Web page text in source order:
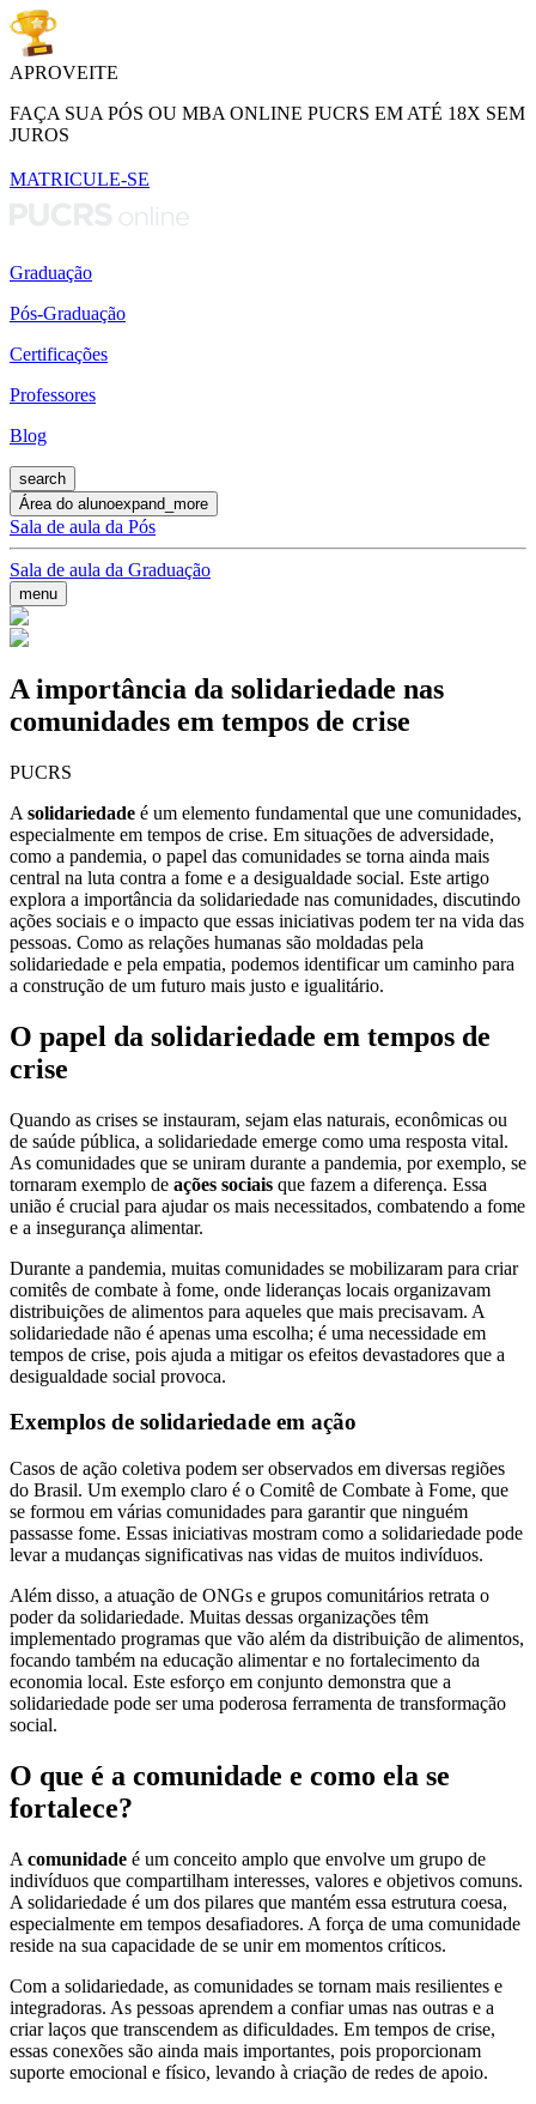
APROVEITE
FAÇA SUA PÓS OU MBA ONLINE PUCRS EM ATÉ 18X SEM
JUROS
MATRICULE-SE
Graduação
Pós-Graduação
Certificações
Professores
Blog
search
Área do alunoexpand_more
Sala de aula da Pós
Sala de aula da Graduação
menu
A importância da solidariedade nas
comunidades em tempos de crise
PUCRS
A solidariedade é um elemento fundamental que une comunidades,
especialmente em tempos de crise. Em situações de adversidade,
como a pandemia, o papel das comunidades se torna ainda mais
central na luta contra a fome e a desigualdade social. Este artigo
explora a importância da solidariedade nas comunidades, discutindo
ações sociais e o impacto que essas iniciativas podem ter na vida das
pessoas. Como as relações humanas são moldadas pela
solidariedade e pela empatia, podemos identificar um caminho para
a construção de um futuro mais justo e igualitário.
O papel da solidariedade em tempos de
crise
Quando as crises se instauram, sejam elas naturais, econômicas ou
de saúde pública, a solidariedade emerge como uma resposta vital.
As comunidades que se uniram durante a pandemia, por exemplo, se
tornaram exemplo de ações sociais que fazem a diferença. Essa
união é crucial para ajudar os mais necessitados, combatendo a fome
e a insegurança alimentar.
Durante a pandemia, muitas comunidades se mobilizaram para criar
comitês de combate à fome, onde lideranças locais organizavam
distribuições de alimentos para aqueles que mais precisavam. A
solidariedade não é apenas uma escolha; é uma necessidade em
tempos de crise, pois ajuda a mitigar os efeitos devastadores que a
desigualdade social provoca.
Exemplos de solidariedade em ação
Casos de ação coletiva podem ser observados em diversas regiões
do Brasil. Um exemplo claro é o Comitê de Combate à Fome, que
se formou em várias comunidades para garantir que ninguém
passasse fome. Essas iniciativas mostram como a solidariedade pode
levar a mudanças significativas nas vidas de muitos indivíduos.
Além disso, a atuação de ONGs e grupos comunitários retrata o
poder da solidariedade. Muitas dessas organizações têm
implementado programas que vão além da distribuição de alimentos,
focando também na educação alimentar e no fortalecimento da
economia local. Este esforço em conjunto demonstra que a
solidariedade pode ser uma poderosa ferramenta de transformação
social.
O que é a comunidade e como ela se
fortalece?
A comunidade é um conceito amplo que envolve um grupo de
indivíduos que compartilham interesses, valores e objetivos comuns.
A solidariedade é um dos pilares que mantém essa estrutura coesa,
especialmente em tempos desafiadores. A força de uma comunidade
reside na sua capacidade de se unir em momentos críticos.
Com a solidariedade, as comunidades se tornam mais resilientes e
integradoras. As pessoas aprendem a confiar umas nas outras e a
criar laços que transcendem as dificuldades. Em tempos de crise,
essas conexões são ainda mais importantes, pois proporcionam
suporte emocional e físico, levando à criação de redes de apoio.